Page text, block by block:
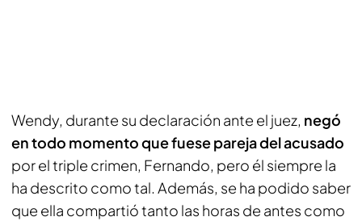
Wendy, durante su declaración ante el juez, negó
en todo momento que fuese pareja del acusado
por el triple crimen, Fernando, pero él siempre la
ha descrito como tal. Además, se ha podido saber
que ella compartió tanto las horas de antes como